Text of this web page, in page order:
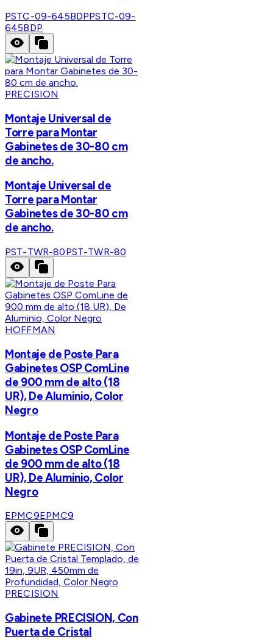
PSTC-09-645BDPPSTC-09-
645BDP
PRECISION
Montaje Universal de
Torre para Montar
Gabinetes de 30-80 cm
de ancho.
Montaje Universal de
Torre para Montar
Gabinetes de 30-80 cm
de ancho.
PST-TWR-80PST-TWR-80
HOFFMAN
Montaje de Poste Para
Gabinetes OSP ComLine
de 900 mm de alto (18
UR), De Aluminio, Color
Negro
Montaje de Poste Para
Gabinetes OSP ComLine
de 900 mm de alto (18
UR), De Aluminio, Color
Negro
EPMC9EPMC9
PRECISION
Gabinete PRECISION, Con
Puerta de Cristal